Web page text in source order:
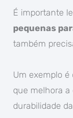
É importante
pequenas
também
Um exemplo é
que melhora
durabilidade